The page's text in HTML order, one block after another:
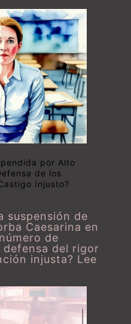
por Alto
de los
Injusto?
suspensión de
Caesarina en
de
defensa del rigor
injusta? Lee